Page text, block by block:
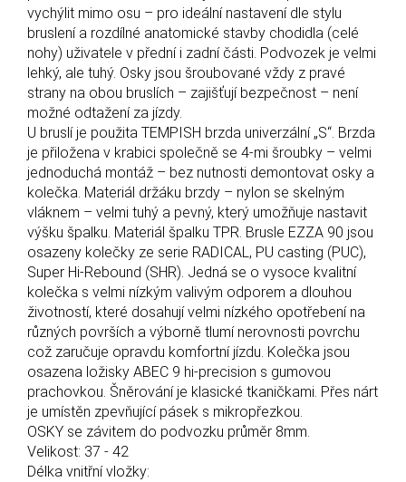
vychýlit mimo osu – pro ideální nastavení dle stylu
bruslení a rozdílné anatomické stavby chodidla (celé
nohy) uživatele v přední i zadní části. Podvozek je velmi
lehký, ale tuhý. Osky jsou šroubované vždy z pravé
strany na obou bruslích – zajišťují bezpečnost – není
možné odtažení za jízdy.
U bruslí je použita TEMPISH brzda univerzální „S“. Brzda
je přiložena v krabici společně se 4-mi šroubky – velmi
jednoduchá montáž – bez nutnosti demontovat osky a
kolečka. Materiál držáku brzdy – nylon se skelným
vláknem – velmi tuhý a pevný, který umožňuje nastavit
výšku špalku. Materiál špalku TPR. Brusle EZZA 90 jsou
osazeny kolečky ze serie RADICAL, PU casting (PUC),
Super Hi-Rebound (SHR). Jedná se o vysoce kvalitní
kolečka s velmi nízkým valivým odporem a dlouhou
životností, které dosahují velmi nízkého opotřebení na
různých površích a výborně tlumí nerovnosti povrchu
což zaručuje opravdu komfortní jízdu. Kolečka jsou
osazena ložisky ABEC 9 hi-precision s gumovou
prachovkou. Šněrování je klasické tkaničkami. Přes nárt
je umístěn zpevňující pásek s mikropřezkou.
OSKY se závitem do podvozku průměr 8mm.
Velikost: 37 - 42
Délka vnitřní vložky: